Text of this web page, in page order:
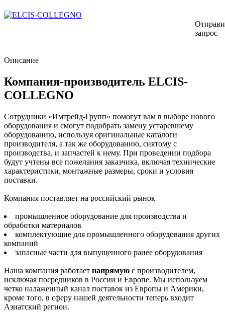
запрос
Описание
Компания-производитель ELCIS-
COLLEGNO
Сотрудники «Имтрейд-Групп» помогут вам в выборе нового
оборудования и смогут подобрать замену устаревшему
оборудованию, используя оригинальные каталоги
производителя, а так же оборудованию, снятому с
производства, и запчастей к нему. При проведении подбора
будут учтены все пожелания заказчика, включая технические
характеристики, монтажные размеры, сроки и условия
поставки.
Компания поставляет на российский рынок
промышленное оборудование для производства и
обработки материалов
комплектующие для промышленного оборудования других
компаний
запасные части для выпущенного ранее оборудования
Наша компания работает напрямую с производителем,
исключая посредников в России и Европе. Мы используем
четко налаженный канал поставок из Европы и Америки,
кроме того, в сферу нашей деятельности теперь входит
Азиатский регион.